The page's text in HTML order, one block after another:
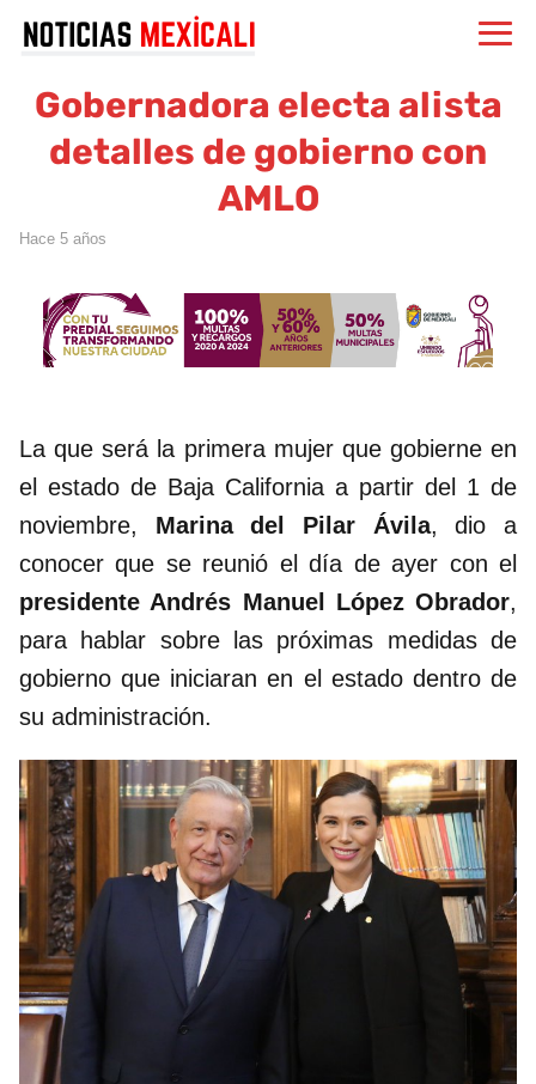
Gobernadora electa alista
detalles de gobierno con
AMLO
hace 5 años
La que será la primera mujer que gobierne en
el estado de Baja California a partir del 1 de
noviembre, Marina del Pilar Ávila, dio a
conocer que se reunió el día de ayer con el
presidente Andrés Manuel López Obrador,
para hablar sobre las próximas medidas de
gobierno que iniciaran en el estado dentro de
su administración.